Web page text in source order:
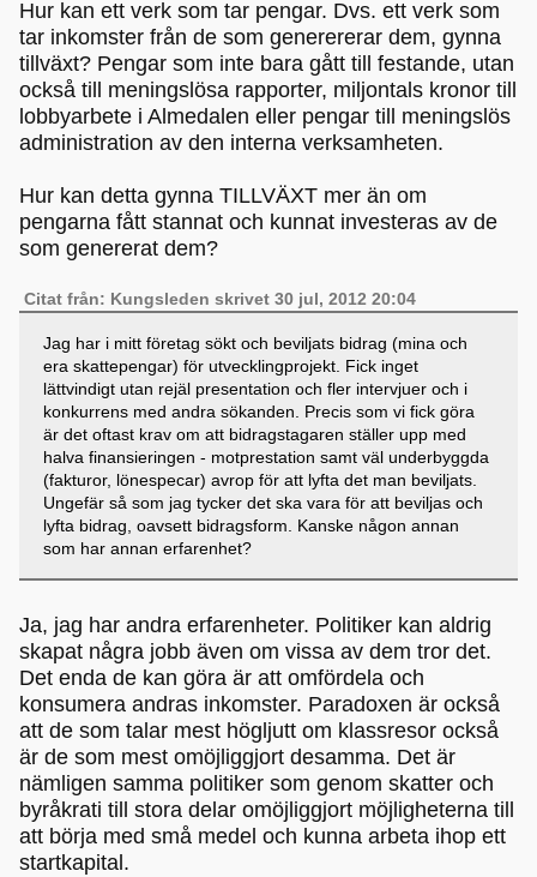
Hur kan ett verk som tar pengar. Dvs. ett verk som
tar inkomster från de som generererar dem, gynna
tillväxt? Pengar som inte bara gått till festande, utan
också till meningslösa rapporter, miljontals kronor till
lobbyarbete i Almedalen eller pengar till meningslös
administration av den interna verksamheten.
Hur kan detta gynna TILLVÄXT mer än om
pengarna fått stannat och kunnat investeras av de
som genererat dem?
Citat från: Kungsleden skrivet 30 jul, 2012 20:04
Jag har i mitt företag sökt och beviljats bidrag (mina och
era skattepengar) för utvecklingprojekt. Fick inget
lättvindigt utan rejäl presentation och fler intervjuer och i
konkurrens med andra sökanden. Precis som vi fick göra
är det oftast krav om att bidragstagaren ställer upp med
halva finansieringen - motprestation samt väl underbyggda
(fakturor, lönespecar) avrop för att lyfta det man beviljats.
Ungefär så som jag tycker det ska vara för att beviljas och
lyfta bidrag, oavsett bidragsform. Kanske någon annan
som har annan erfarenhet?
Ja, jag har andra erfarenheter. Politiker kan aldrig
skapat några jobb även om vissa av dem tror det.
Det enda de kan göra är att omfördela och
konsumera andras inkomster. Paradoxen är också
att de som talar mest högljutt om klassresor också
är de som mest omöjliggjort desamma. Det är
nämligen samma politiker som genom skatter och
byråkrati till stora delar omöjliggjort möjligheterna till
att börja med små medel och kunna arbeta ihop ett
startkapital.